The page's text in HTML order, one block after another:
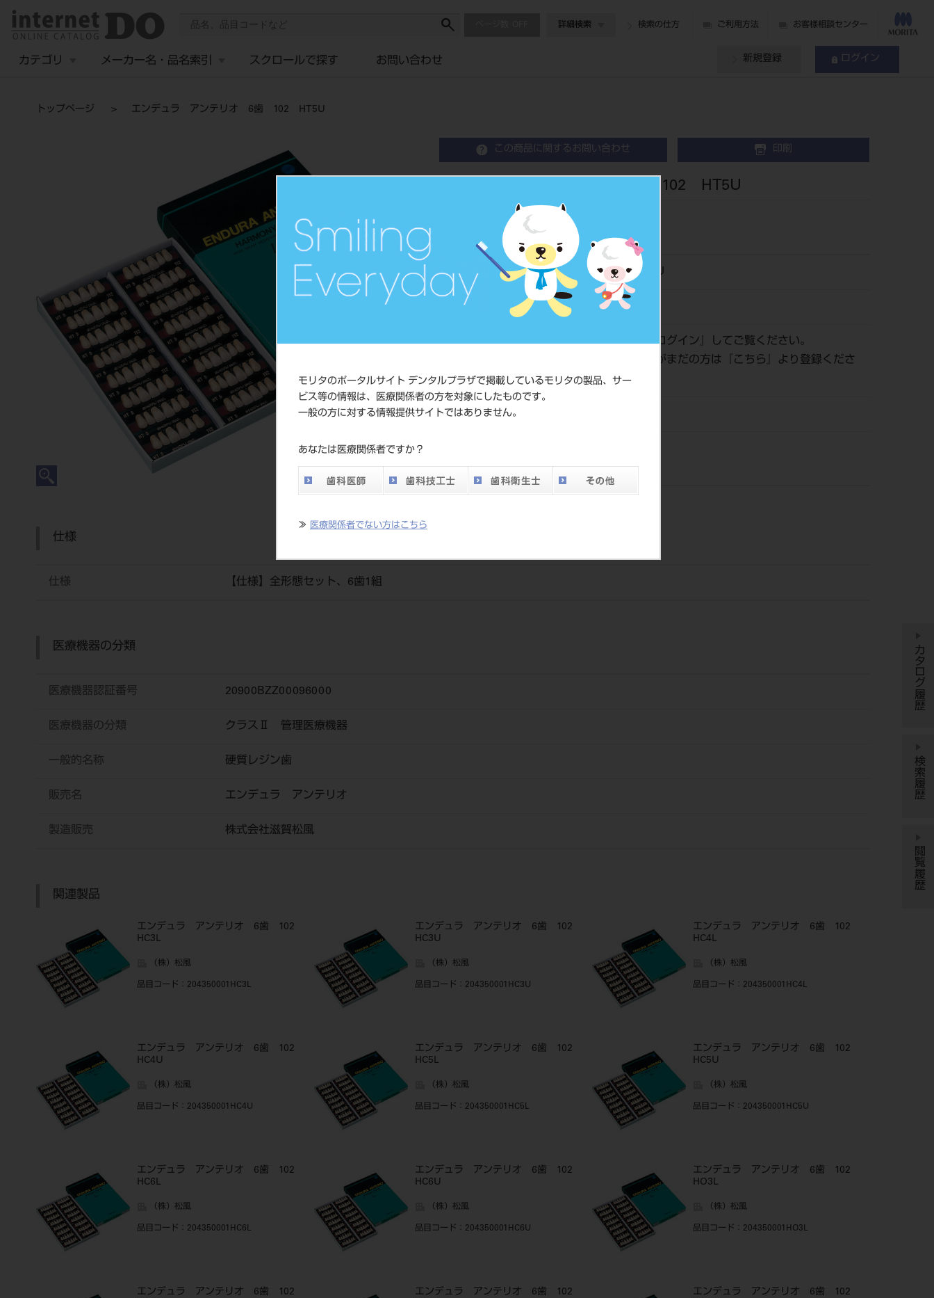
モリタのポータルサイト デンタルプラザで掲載しているモリタの製品、サー
ビス等の情報は、医療関係者の方を対象にしたものです。
一般の方に対する情報提供サイトではありません。
あなたは医療関係者ですか？
≫ 医療関係者でない方はこちら
詳細検索 検索の仕方 ご利用方法 お客様相談センター
カテゴリ メーカー名・品名索引 スクロールで探す お問い合わせ 新規登録 ログイン
トップページ エンデュラ アンテリオ 6歯 102 HT5U
この商品に関するお問い合わせ 印刷
エンデュラ アンテリオ 6歯 102 HT5U
Resin Anterior Teeth
硬質レジン歯
品目コード 204350001HT5U
JAN/EANコード 4548162012630
価格の確認は『ログイン 』してご覧ください。
ネット会員登録がまだの方は『
こちら
』より登録くださ
い。
メーカー
ジ
仕様
仕様 【仕様】全形態セット、6歯1組
医療機器の分類
医療機器認証番号 20900BZZ00096000
医療機器の分類 クラスⅡ 管理医療機器
一般的名称 硬質レジン歯
販売名 エンデュラ アンテリオ
製造販売 株式会社滋賀松風
関連製品
エンデュラ アンテリオ 6歯 102
HC3L
（株）松風
品目コード ：204350001HC3L
エンデュラ アンテリオ 6歯 102
HC3U
（株）松風
品目コード ：204350001HC3U
エンデュラ アンテリオ 6歯 102
HC4L
（株）松風
品目コード ：204350001HC4L
エンデュラ アンテリオ 6歯 102
HC4U
（株）松風
品目コード ：204350001HC4U
エンデュラ アンテリオ 6歯 102
HC5L
（株）松風
品目コード ：204350001HC5L
エンデュラ アンテリオ 6歯 102
HC5U
（株）松風
品目コード ：204350001HC5U
エンデュラ アンテリオ 6歯 102
HC6L
（株）松風
品目コード ：204350001HC6L
エンデュラ アンテリオ 6歯 102
HC6U
（株）松風
品目コード ：204350001HC6U
エンデュラ アンテリオ 6歯 102
HO3L
（株）松風
品目コード ：204350001HO3L
エンデュラ アンテリオ 6歯 102
エンデュラ アンテリオ 6歯 102
エンデュラ アンテリオ 6歯 102
カタログ履歴
検索履歴
閲覧履歴